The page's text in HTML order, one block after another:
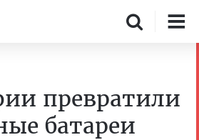
превратили
батареи